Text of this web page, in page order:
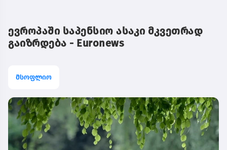
ევროპაში საპენსიო ასაკი მკვეთრად
გაიზრდება - Euronews
მსოფლიო